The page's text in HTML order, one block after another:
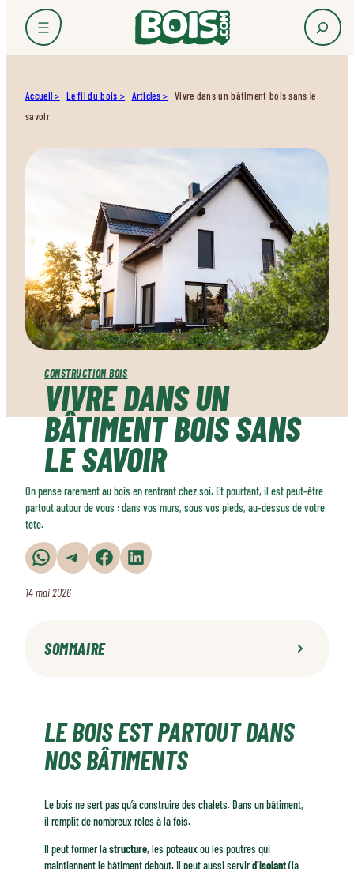
Accueil Le fil du bois Articles
Vivre dans un bâtiment bois sans le
savoir
CONSTRUCTION BOIS
VIVRE DANS UN
BÂTIMENT BOIS SANS
LE SAVOIR
On pense rarement au bois en rentrant chez soi. Et pourtant, il est peut-être
partout autour de vous : dans vos murs, sous vos pieds, au-dessus de votre
tête.
Partager sur WhatsApp Partager sur Telegram Partager sur Facebook Partager sur LinkedIn
14 mai 2026
SOMMAIRE
Pourquoi ne voit-on pas le bois ?
Le bois est bien plus présent qu'on ne le croit
À retenir
LE BOIS EST PARTOUT DANS
NOS BÂTIMENTS
Le bois ne sert pas qu’à construire des chalets. Dans un bâtiment,
il remplit de nombreux rôles à la fois.
Il peut former lastructure, les poteaux ou les poutres qui
maintiennent le bâtiment debout. Il peut aussi servird’isolant(la